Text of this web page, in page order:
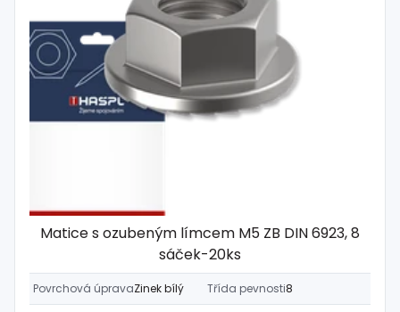
Matice s ozubeným límcem M5 ZB DIN 6923, 8
sáček-20ks
Povrchová úpravaZinek bílý Třída pevnosti8